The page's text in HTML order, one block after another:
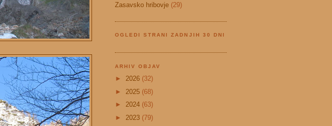
Zasavsko hribovje (29)
OGLEDI STRANI ZADNJIH 30 DNI
ARHIV OBJAV
► 2026 (32)
► 2025 (68)
► 2024 (63)
► 2023 (79)